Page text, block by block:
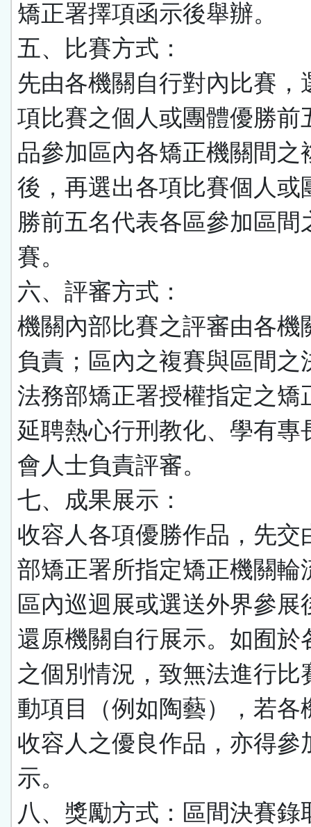
矯正署擇項函示後舉辦。
五、比賽方式：
先由各機關自行對內比賽，
項比賽之個人或團體優勝前
品參加區內各矯正機關間之
後，再選出各項比賽個人或
勝前五名代表各區參加區間
賽。
六、評審方式：
機關內部比賽之評審由各機
負責；區內之複賽與區間之
法務部矯正署授權指定之矯
延聘熱心行刑教化、學有專
會人士負責評審。
七、成果展示：
收容人各項優勝作品，先交
部矯正署所指定矯正機關輪
區內巡迴展或選送外界參展
還原機關自行展示。如囿於
之個別情況，致無法進行比
動項目（例如陶藝），若各
收容人之優良作品，亦得參
示。
八、獎勵方式：區間決賽錄